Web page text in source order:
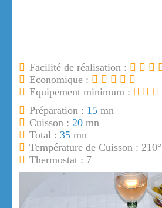
Facilité de réalisation :
Economique :
Equipement minimum :
Préparation : 15 mn
Cuisson : 20 mn
Total : 35 mn
Température de Cuisson : 210°
Thermostat : 7